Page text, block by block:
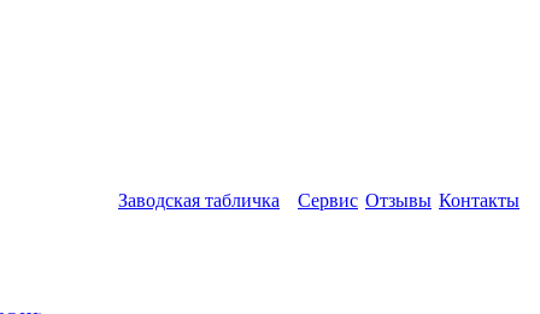
Заводская табличка Сервис Отзывы Контакты